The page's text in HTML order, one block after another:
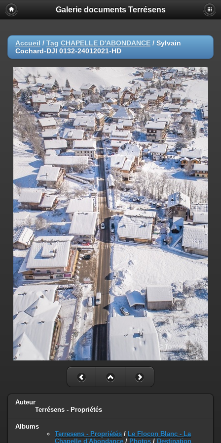
Galerie documents Terrésens
Accueil / Tag CHAPELLE D'ABONDANCE / Sylvain
Cochard-DJI 0132-24012021-HD
Auteur
Terrésens - Propriétés
Albums
Terresens - Propriétés / Le Flocon Blanc - La
Chapelle d'Abondance / Photos / Destination